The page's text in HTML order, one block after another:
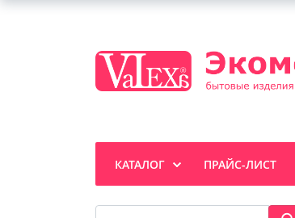
КАТАЛОГ ПРАЙС-ЛИСТ